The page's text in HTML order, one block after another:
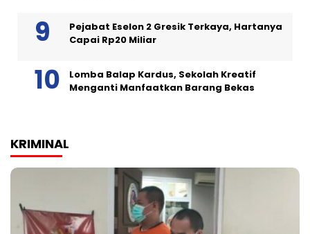
Pejabat Eselon 2 Gresik Terkaya, Hartanya
Capai Rp20 Miliar
Lomba Balap Kardus, Sekolah Kreatif
Menganti Manfaatkan Barang Bekas
KRIMINAL